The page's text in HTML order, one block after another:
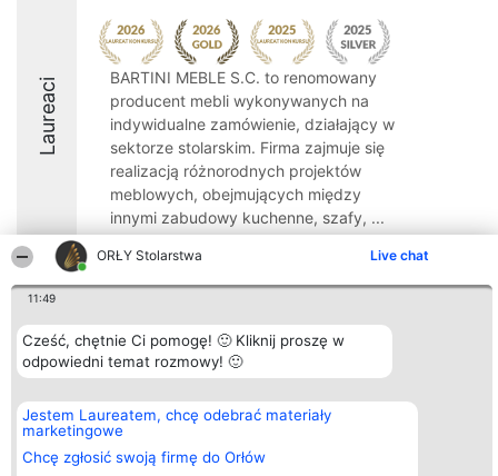
ORŁY Stolarstwa Live chat
11:49
Cześć, chętnie Ci pomogę! 🙂 Kliknij proszę w
odpowiedni temat rozmowy! 🙂
Jestem Laureatem, chcę odebrać materiały
marketingowe
Chcę zgłosić swoją firmę do Orłów
Laureaci
BARTINI MEBLE S.C. to renomowany
producent mebli wykonywanych na
indywidualne zamówienie, działający w
sektorze stolarskim. Firma zajmuje się
realizacją różnorodnych projektów
meblowych, obejmujących między
innymi zabudowy kuchenne, szafy, ...
8.8
Organizator plebiscytu
Bright Side Solutions sp. z o.
o. sp. k.
Wrocław 50-079
KRS 0000749100 | Regon
381313360 | NIP 8943132676
+48 508 492 400
Plebiscyt
Laureaci
Lista
Laureatów
Zasady
Polityka
Kontakt